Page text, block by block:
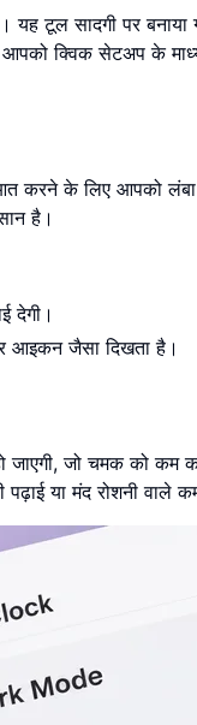
यह टूल सादगी पर
क्विक सेटअप के
करने के लिए आपको
है।
देगी।
आइकन जैसा दिखता है।
जो चमक को कम
या मंद रोशनी वाले